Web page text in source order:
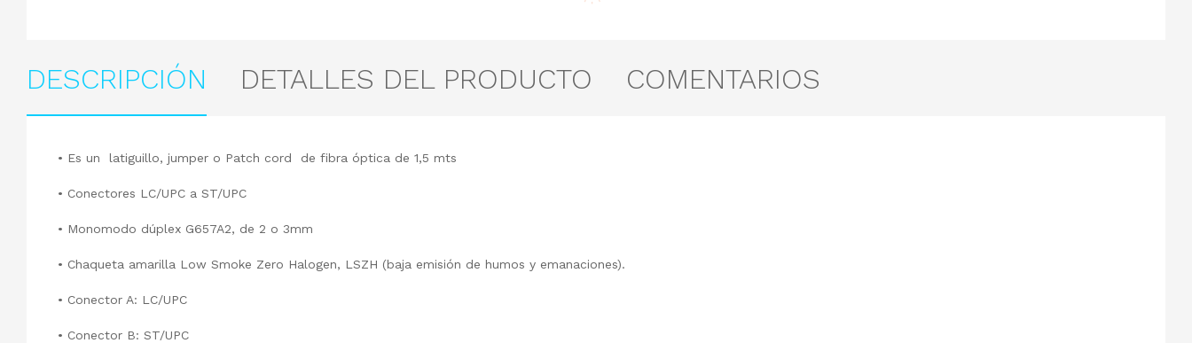
DESCRIPCIÓN DETALLES DEL PRODUCTO COMENTARIOS
• Es un latiguillo, jumper o Patch cord de fibra óptica de 1,5 mts
• Conectores LC/UPC a ST/UPC
• Monomodo dúplex G657A2, de 2 o 3mm
• Chaqueta amarilla Low Smoke Zero Halogen, LSZH (baja emisión de humos y emanaciones).
• Conector A: LC/UPC
• Conector B: ST/UPC